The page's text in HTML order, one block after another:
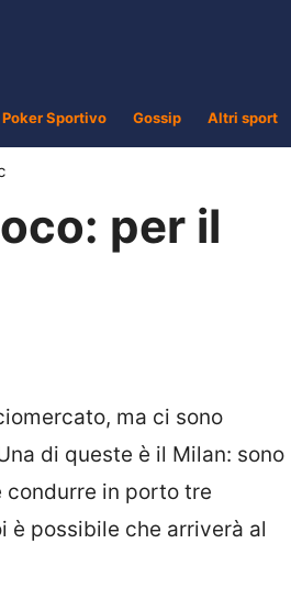
Poker Sportivo Gossip Altri sport
per il
ma ci sono
di queste è il Milan: sono
condurre in porto tre
è possibile che arriverà al